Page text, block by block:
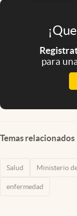
para
Temas relacionados
Salud Ministerio
enfermedad